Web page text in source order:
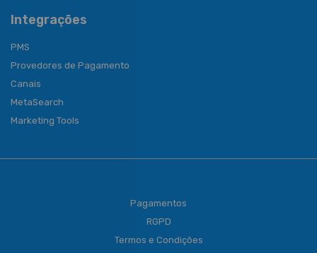
Integrações
PMS
Provedores de Pagamento
Canais
MetaSearch
Marketing Tools
Pagamentos
RGPD
Termos e Condições